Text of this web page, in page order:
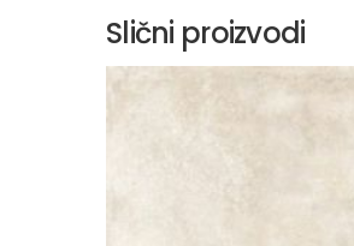
Slični proizvodi